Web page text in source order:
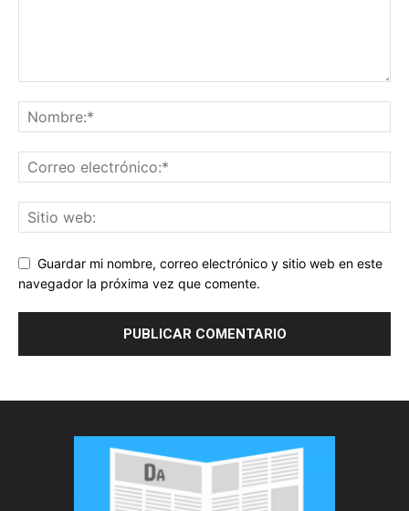
Guardar mi nombre, correo electrónico y sitio web en este
navegador la próxima vez que comente.